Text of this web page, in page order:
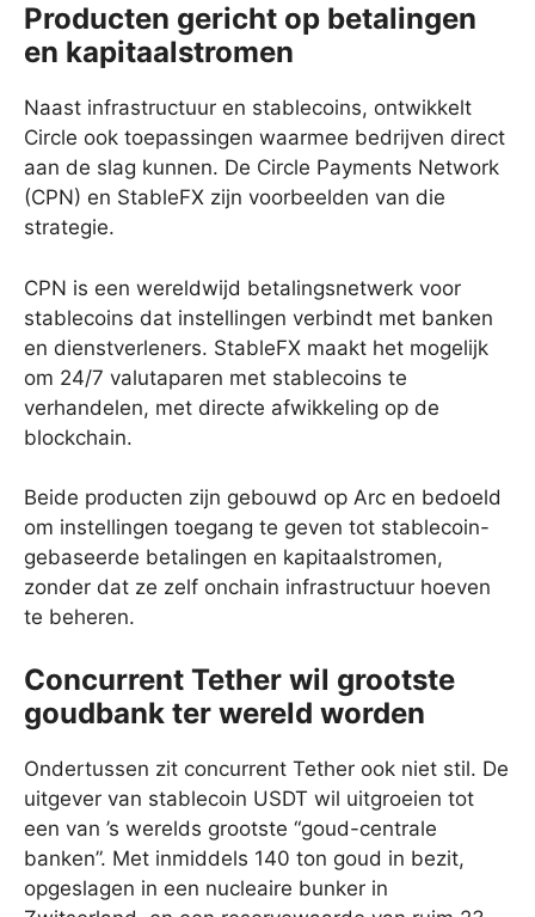
Producten gericht op betalingen
en kapitaalstromen
Naast infrastructuur en stablecoins, ontwikkelt
Circle ook toepassingen waarmee bedrijven direct
aan de slag kunnen. De Circle Payments Network
(CPN) en StableFX zijn voorbeelden van die
strategie.
CPN is een wereldwijd betalingsnetwerk voor
stablecoins dat instellingen verbindt met banken
en dienstverleners. StableFX maakt het mogelijk
om 24/7 valutaparen met stablecoins te
verhandelen, met directe afwikkeling op de
blockchain.
Beide producten zijn gebouwd op Arc en bedoeld
om instellingen toegang te geven tot stablecoin-
gebaseerde betalingen en kapitaalstromen,
zonder dat ze zelf onchain infrastructuur hoeven
te beheren.
Concurrent Tether wil grootste
goudbank ter wereld worden
Ondertussen zit concurrent Tether ook niet stil. De
uitgever van stablecoin USDT wil uitgroeien tot
een van ’s werelds grootste “goud-centrale
banken”. Met inmiddels 140 ton goud in bezit,
opgeslagen in een nucleaire bunker in